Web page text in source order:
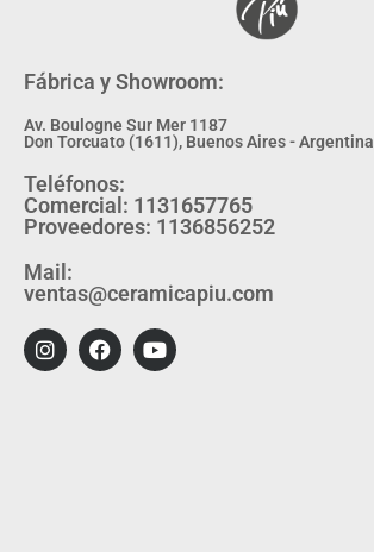
Fábrica y Showroom:
Av. Boulogne Sur Mer 1187
Don Torcuato (1611), Buenos Aires - Argentina
Teléfonos:
Comercial: 1131657765
Proveedores: 1136856252
Mail:
ventas@ceramicapiu.com